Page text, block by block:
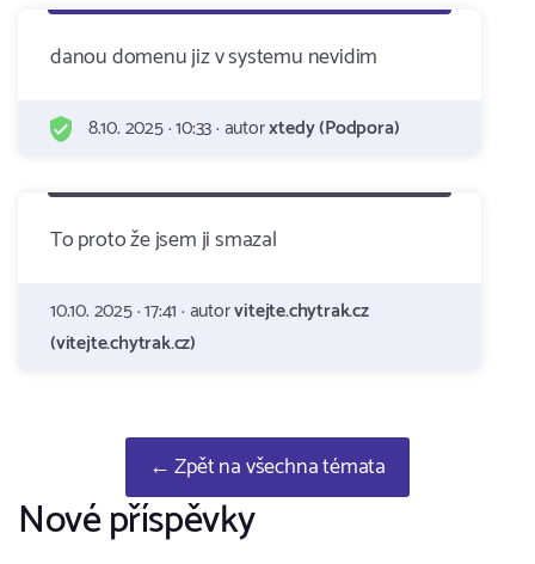
danou domenu jiz v systemu nevidim
8.10. 2025 · 10:33 · autorxtedy (Podpora)
To proto že jsem ji smazal
10.10. 2025 · 17:41 · autorvitejte.chytrak.cz
(vitejte.chytrak.cz)
← Zpět na všechna témata
Nové příspěvky